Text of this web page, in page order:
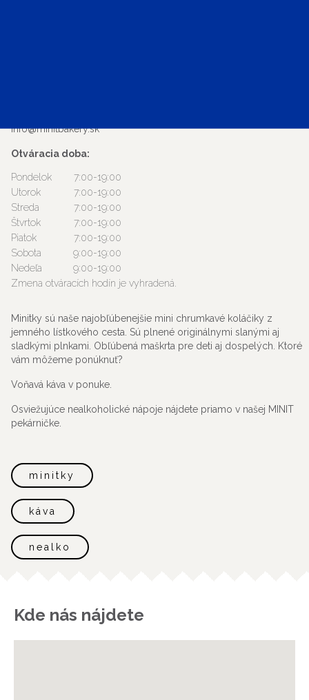
info@minitbakery.sk
Otváracia doba:
Pondelok
7:00-19:00
Utorok
7:00-19:00
Streda
7:00-19:00
Štvrtok
7:00-19:00
Piatok
7:00-19:00
Sobota
9:00-19:00
Nedeľa
9:00-19:00
Zmena otváracích hodín je vyhradená.
Minitky sú naše najobľúbenejšie mini chrumkavé koláčiky z
jemného lístkového cesta. Sú plnené originálnymi slanými aj
sladkými plnkami. Obľúbená maškrta pre deti aj dospelých. Ktoré
vám môžeme ponúknuť?
Voňavá káva v ponuke.
Osviežujúce nealkoholické nápoje nájdete priamo v našej MINIT
pekárničke.
minitky
káva
nealko
Kde nás nájdete